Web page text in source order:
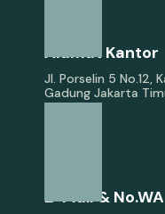
Alamat Kantor
Jl. Porselin 5 No.12,
Gadung Jakarta
E-Mail & No.WA